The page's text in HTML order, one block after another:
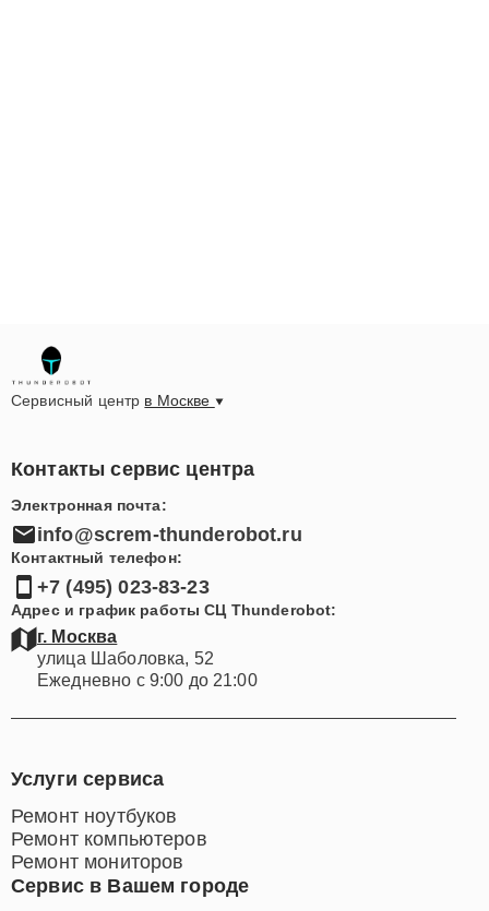
Сервисный центр в Москве
Контакты сервис центра
Электронная почта:
info@screm-thunderobot.ru
Контактный телефон:
+7 (495) 023-83-23
Адрес и график работы СЦ Thunderobot:
г. Москва
улица Шаболовка, 52
Ежедневно с 9:00 до 21:00
Сервис в Вашем городе
Услуги сервиса
Ремонт ноутбуков
Ремонт компьютеров
Ремонт мониторов